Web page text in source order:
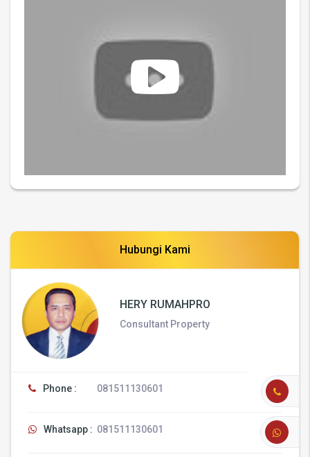
Hubungi Kami
HERY RUMAHPRO
Consultant Property
Phone : 081511130601
Whatsapp : 081511130601